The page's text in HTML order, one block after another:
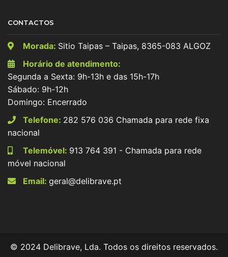
CONTACTOS
Morada: Sitio Taipas – Taipas, 8365-083 ALGOZ
Horário de atendimento:
Segunda a Sexta: 9h-13h e das 15h-17h
Sábado: 9h-12h
Domingo: Encerrado
Telefone: 282 576 036 Chamada para rede fixa
nacional
Telemóvel: 913 764 391 - Chamada para rede
móvel nacional
Email: geral@delibrave.pt
© 2024 Delibrave, Lda. Todos os direitos reservados.